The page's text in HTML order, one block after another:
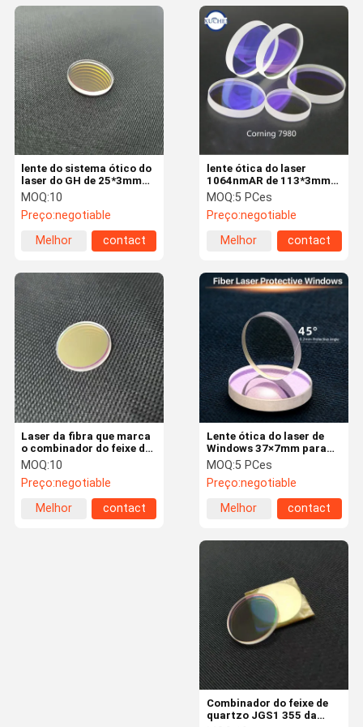
Sobre Nós
Excursão Da
Fábrica
lente ótica do laser
1064nmAR de 113*3mm
Corning 7980 para a
máquina 8000W-15000W
do laser
MOQ:5 PCes
Preço:negotiable
Melhor
contact
lente do sistema ótico do
laser do GH de 25*3mm
H-K9L 355nm hora
1064nm
MOQ:10
Preço:negotiable
Melhor
contact
Lente ótica do laser de
Windows 37×7mm para
Precitec Procuttor &
Lightcutter & SolidCutter
MOQ:5 PCes
Preço:negotiable
Melhor
contact
Laser da fibra que marca
o combinador do feixe de
20*2mm H-K9L 355nm
MOQ:10
Preço:negotiable
Melhor
contact
Combinador do feixe de
quartzo JGS1 355 da